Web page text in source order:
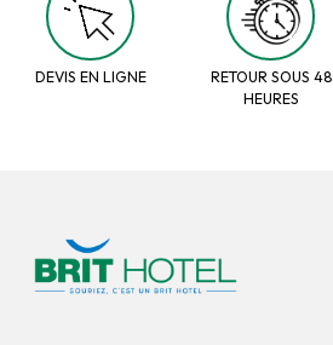
DEVIS EN LIGNE
RETOUR SOUS 48
HEURES